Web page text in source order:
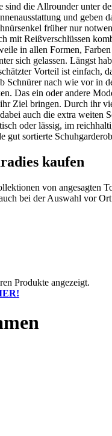
die Allrounder unter
und geben
früher nur
Reißverschlüssen
in allen Formen,
sich gelassen. Längst
Vorteil ist einfach,
Schnürer nach wie vor in
Das ein oder andere
Ziel bringen. Durch ihr
auch die extra weiten
oder lässig, im
gut sortierte
kaufen
von angesagten
bei der Auswahl vor
Produkte angezeigt.